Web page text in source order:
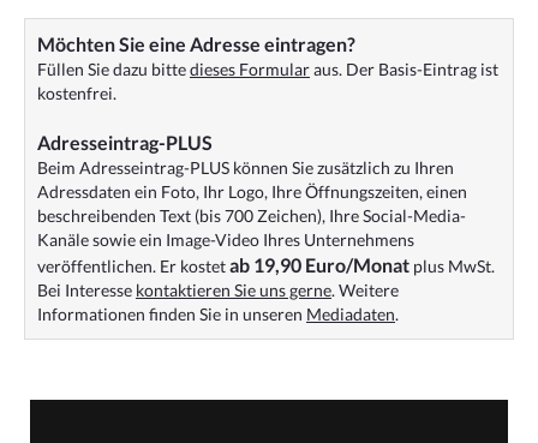
Möchten Sie eine Adresse eintragen?
Füllen Sie dazu bittedieses Formularaus. Der Basis-Eintrag ist
kostenfrei.
Adresseintrag-PLUS
Beim Adresseintrag-PLUS können Sie zusätzlich zu Ihren
Adressdaten ein Foto, Ihr Logo, Ihre Öffnungszeiten, einen
beschreibenden Text (bis 700 Zeichen), Ihre Social-Media-
Kanäle sowie ein Image-Video Ihres Unternehmens
veröffentlichen. Er kostetab 19,90 Euro/Monat plus MwSt.
Bei Interesse kontaktieren Sie uns gerne. Weitere
Informationen finden Sie in unseren Mediadaten.